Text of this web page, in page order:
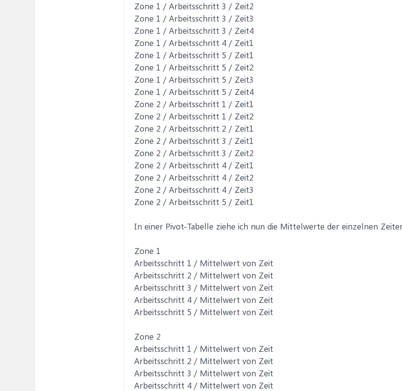
Zone 1 / Arbeitsschritt 3 / Zeit2
Zone 1 / Arbeitsschritt 3 / Zeit3
Zone 1 / Arbeitsschritt 3 / Zeit4
Zone 1 / Arbeitsschritt 4 / Zeit1
Zone 1 / Arbeitsschritt 5 / Zeit1
Zone 1 / Arbeitsschritt 5 / Zeit2
Zone 1 / Arbeitsschritt 5 / Zeit3
Zone 1 / Arbeitsschritt 5 / Zeit4
Zone 2 / Arbeitsschritt 1 / Zeit1
Zone 2 / Arbeitsschritt 1 / Zeit2
Zone 2 / Arbeitsschritt 2 / Zeit1
Zone 2 / Arbeitsschritt 3 / Zeit1
Zone 2 / Arbeitsschritt 3 / Zeit2
Zone 2 / Arbeitsschritt 4 / Zeit1
Zone 2 / Arbeitsschritt 4 / Zeit2
Zone 2 / Arbeitsschritt 4 / Zeit3
Zone 2 / Arbeitsschritt 5 / Zeit1
In einer Pivot-Tabelle ziehe ich nun die Mittelwerte der einzelnen
Zone 1
Arbeitsschritt 1 / Mittelwert von Zeit
Arbeitsschritt 2 / Mittelwert von Zeit
Arbeitsschritt 3 / Mittelwert von Zeit
Arbeitsschritt 4 / Mittelwert von Zeit
Arbeitsschritt 5 / Mittelwert von Zeit
Zone 2
Arbeitsschritt 1 / Mittelwert von Zeit
Arbeitsschritt 2 / Mittelwert von Zeit
Arbeitsschritt 3 / Mittelwert von Zeit
Arbeitsschritt 4 / Mittelwert von Zeit